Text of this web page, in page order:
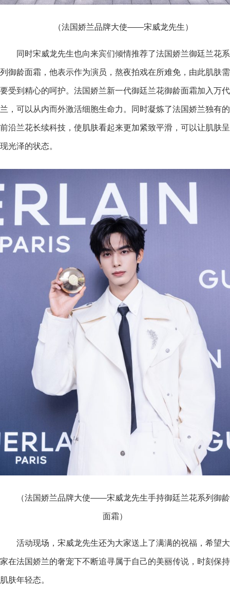
（法国娇兰品牌大使——宋威龙先生）
同时宋威龙先生也向来宾们倾情推荐了法国娇兰御廷兰花系
列御龄面霜，他表示作为演员，熬夜拍戏在所难免，由此肌肤需
要受到精心的呵护。法国娇兰新一代御廷兰花御龄面霜加入万代
兰，可以从内而外激活细胞生命力。同时凝炼了法国娇兰独有的
前沿兰花长续科技，使肌肤看起来更加紧致平滑，可以让肌肤呈
现光泽的状态。
（法国娇兰品牌大使——宋威龙先生手持御廷兰花系列御龄
面霜）
活动现场，宋威龙先生还为大家送上了满满的祝福，希望大
家在法国娇兰的奢宠下不断追寻属于自己的美丽传说，时刻保持
肌肤年轻态。